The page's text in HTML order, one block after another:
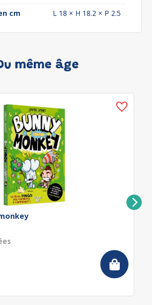
cm
L 18 × H 18.2 × P 2.5
même âge